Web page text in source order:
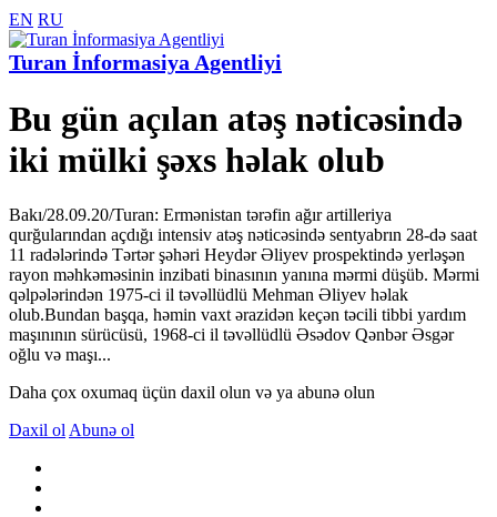
EN RU
Turan İnformasiya Agentliyi
Bu gün açılan atəş nəticəsində
iki mülki şəxs həlak olub
Bakı/28.09.20/Turan: Ermənistan tərəfin ağır artilleriya
qurğularından açdığı intensiv atəş nəticəsində sentyabrın 28-də saat
11 radələrində Tərtər şəhəri Heydər Əliyev prospektində yerləşən
rayon məhkəməsinin inzibati binasının yanına mərmi düşüb. Mərmi
qəlpələrindən 1975-ci il təvəllüdlü Mehman Əliyev həlak
olub.Bundan başqa, həmin vaxt ərazidən keçən təcili tibbi yardım
maşınının sürücüsü, 1968-ci il təvəllüdlü Əsədov Qənbər Əsgər
oğlu və maşı...
Daha çox oxumaq üçün daxil olun və ya abunə olun
Daxil ol Abunə ol